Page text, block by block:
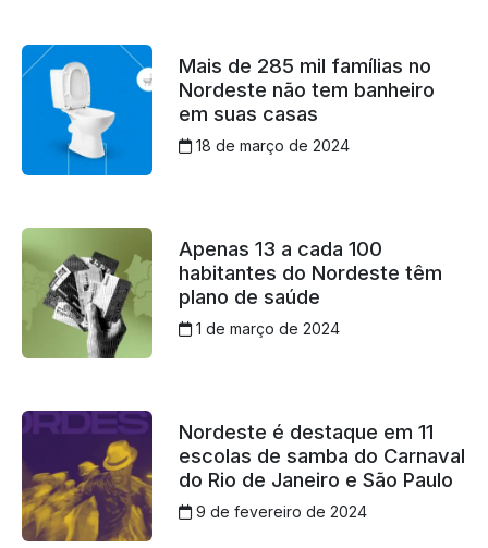
Mais de 285 mil famílias no
Nordeste não tem banheiro
em suas casas
18 de março de 2024
Apenas 13 a cada 100
habitantes do Nordeste têm
plano de saúde
1 de março de 2024
Nordeste é destaque em 11
escolas de samba do Carnaval
do Rio de Janeiro e São Paulo
9 de fevereiro de 2024